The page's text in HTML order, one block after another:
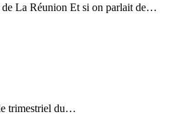
de La Réunion Et si on parlait de…
trimestriel du…